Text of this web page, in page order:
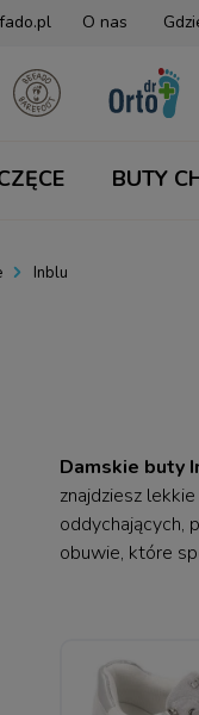
O nas
BUTY
Inblu
Damskie buty
znajdziesz
oddychających,
obuwie, które